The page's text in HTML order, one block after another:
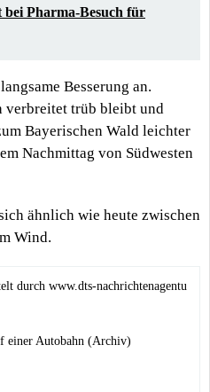
Pharma-Besuch für
Besserung an.
verbreitet trüb bleibt und
Bayerischen Wald leichter
Nachmittag von Südwesten
ähnlich wie heute zwischen
Wind.
durch www.dts-nachrichtenagentu
einer Autobahn (Archiv)